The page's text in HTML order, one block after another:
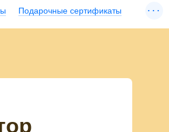
Подарочные сертификаты ...